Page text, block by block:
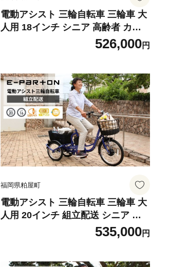
電動アシスト 三輪自転車 三輪車 大
人用 18インチ シニア 高齢者 カゴ
定 通院 買い物 免許返納 ギフト プ
ーパートン BEPN18-WH 福岡県 粕
屋町 CC003
526,000円
福岡県粕屋町
電動アシスト 三輪自転車 三輪車 大
人用 20インチ 組立配送 シニア 高
齢者 電動自転車 3輪 安定 カゴ付き
通院 買い物 免許返納 ギフト 免許返
535,000円